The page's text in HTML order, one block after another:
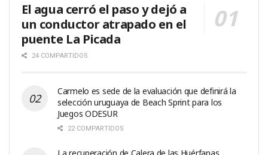
El agua cerró el paso y dejó a
un conductor atrapado en el
puente La Picada
24 COMPARTIDOS
Carmelo es sede de la evaluación que definirá la
selección uruguaya de Beach Sprint para los
Juegos ODESUR
22 COMPARTIDOS